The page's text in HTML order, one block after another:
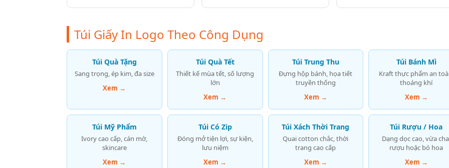
Túi Giấy In Logo Theo Công Dụng
Túi Quà Tặng
Sang trọng, ép kim, đa size
Xem →
Túi Quà Tết
Thiết kế mùa tết, số lượng
lớn
Xem →
Túi Trung Thu
Đựng hộp bánh, họa tiết
truyền thống
Xem →
Túi Bánh Mì
Kraft thực phẩm an
thoáng khí
Xem →
Túi Mỹ Phẩm
Ivory cao cấp, cán mờ,
skincare
Xem →
Túi Có Zip
Đóng mở tiện lợi, sự kiện,
lưu niệm
Xem →
Túi Xách Thời Trang
Quai cotton chắc, thời
trang cao cấp
Xem →
Túi Rượu / Hoa
Dạng dọc cao, vừa
rượu hoặc bó hoa
Xem →